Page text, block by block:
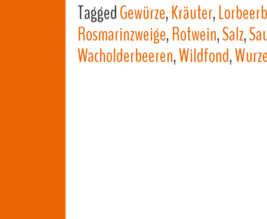
TaggedGewürze,Kräuter,
Rosmarinzweige,Rotwein,Salz,
Wacholderbeeren,Wildfond,